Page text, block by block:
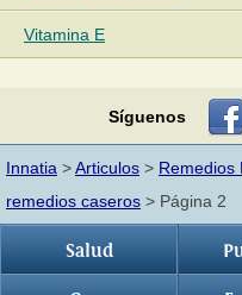
Vitamina E
Síguenos
Innatia >Articulos > Remedios
remedios caseros > Página 2
Salud